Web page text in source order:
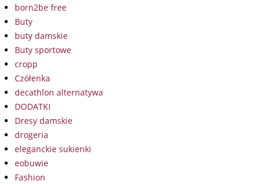
born2be free
Buty
buty damskie
Buty sportowe
cropp
Czółenka
decathlon alternatywa
DODATKI
Dresy damskie
drogeria
eleganckie sukienki
eobuwie
Fashion